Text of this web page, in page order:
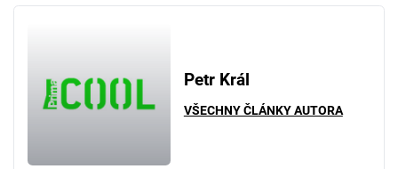
Petr Král
VŠECHNY ČLÁNKY AUTORA